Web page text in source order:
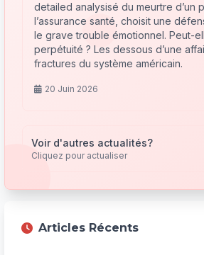
detailed analysisé du meurtre d’un
l’assurance santé, choisit une
le grave trouble émotionnel. Peut-
perpétuité ? Les dessous d’une
fractures du système américain.
20 Juin 2026
Voir d'autres actualités?
Cliquez pour actualiser
Articles Récents